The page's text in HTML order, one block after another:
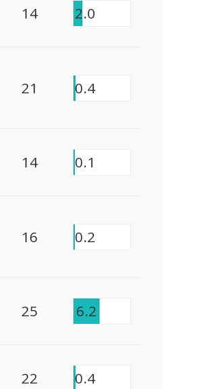
14 2.0
21 0.4
14 0.1
16 0.2
25 6.2
22 0.4